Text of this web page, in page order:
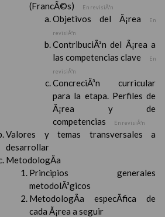
(FrancÃ©s) En revisiÃ³n
Objetivos del Ã¡rea
En
revisiÃ³n
ContribuciÃ³n del Ã¡rea a
las competencias clave
En
revisiÃ³n
ConcreciÃ³n curricular
para la etapa. Perfiles de
Ã¡rea y de
competencias
En revisiÃ³n
Valores y temas transversales a
desarrollar
MetodologÃ­a
Principios generales
metodolÃ³gicos
MetodologÃ­a especÃ­fica de
cada Ã¡rea a seguir